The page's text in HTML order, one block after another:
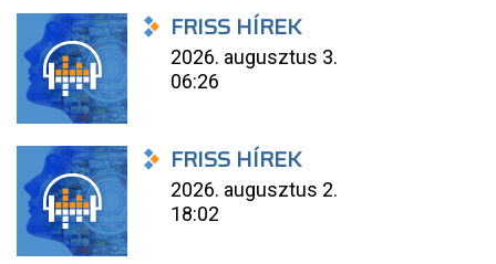
FRISS HÍREK
2026. augusztus 3.
06:26
FRISS HÍREK
2026. augusztus 2.
18:02